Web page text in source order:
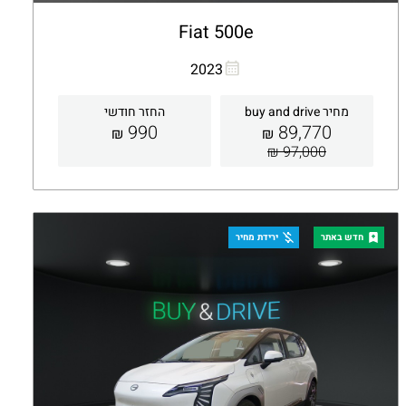
Fiat 500e
2023
מחיר buy and drive
89,770
₪
97,000 ₪
החזר חודשי
990
₪
קבלת הצעה
חדש באתר ירידת מחיר